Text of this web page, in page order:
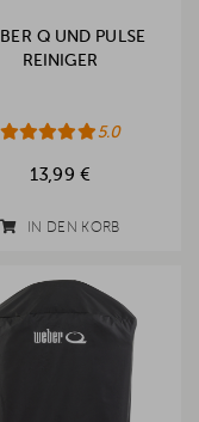
Q UND PULSE
REINIGER
5.0
13,99 €
IN DEN KORB